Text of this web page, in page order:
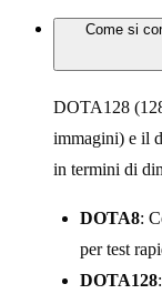
Come si
DOTA128
immagini) e il
in termini di
DOTA8:
per test
DOTA128